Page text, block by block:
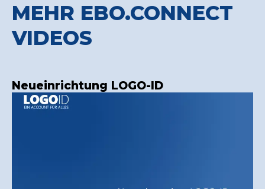
MEHR EBO.CONNECT
VIDEOS
Neueinrichtung LOGO-ID